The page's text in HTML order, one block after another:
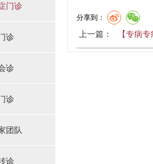
门诊
诊
诊
诊
团队
诊
分享到：
上一篇： 【专病